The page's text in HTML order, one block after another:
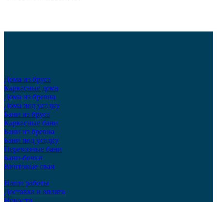
Дома из бруса
Каркасные дома
Дома из бревна
Дома под усадку
Бани из бруса
Каркасные бани
Бани из бревна
Бани под усадку
Перевозные бани
Бани-бочки
Винтовые сваи
Наши работы
Доставка и оплата
Новости